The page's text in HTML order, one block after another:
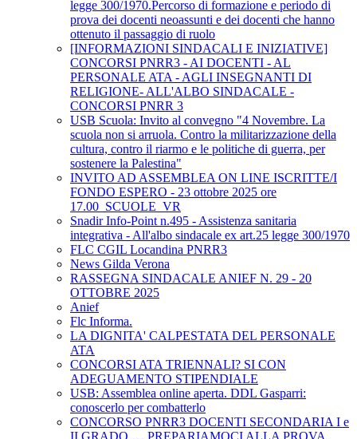
legge 300/1970.Percorso di formazione e periodo di
prova dei docenti neoassunti e dei docenti che hanno
ottenuto il passaggio di ruolo
[INFORMAZIONI SINDACALI E INIZIATIVE]
CONCORSI PNRR3 - AI DOCENTI - AL
PERSONALE ATA - AGLI INSEGNANTI DI
RELIGIONE- ALL'ALBO SINDACALE -
CONCORSI PNRR 3
USB Scuola: Invito al convegno "4 Novembre. La
scuola non si arruola. Contro la militarizzazione della
cultura, contro il riarmo e le politiche di guerra, per
sostenere la Palestina"
INVITO AD ASSEMBLEA ON LINE ISCRITTE/I
FONDO ESPERO - 23 ottobre 2025 ore
17.00_SCUOLE_VR
Snadir Info-Point n.495 - Assistenza sanitaria
integrativa - All'albo sindacale ex art.25 legge 300/1970
FLC CGIL Locandina PNRR3
News Gilda Verona
RASSEGNA SINDACALE ANIEF N. 29 - 20
OTTOBRE 2025
Anief
Flc Informa.
LA DIGNITA' CALPESTATA DEL PERSONALE
ATA
CONCORSI ATA TRIENNALI? SI CON
ADEGUAMENTO STIPENDIALE
USB: Assemblea online aperta. DDL Gasparri:
conoscerlo per combatterlo
CONCORSO PNRR3 DOCENTI SECONDARIA I e